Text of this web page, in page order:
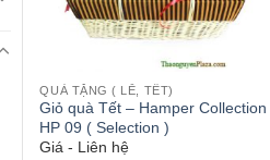
QUÀ TẶNG ( LỄ, TẾT)
Giỏ quà Tết – Hamper Collection
HP 09 ( Selection )
Giá - Liên hệ